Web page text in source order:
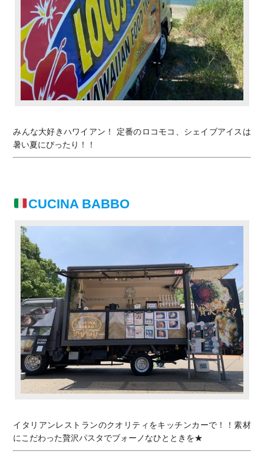
みんな大好きハワイアン！ 定番のロコモコ、シェイブアイスは
暑い夏にぴったり！！
CUCINA BABBO
イタリアンレストランのクオリティをキッチンカーで！！素材
にこだわった贅沢パスタでブォーノなひとときを★